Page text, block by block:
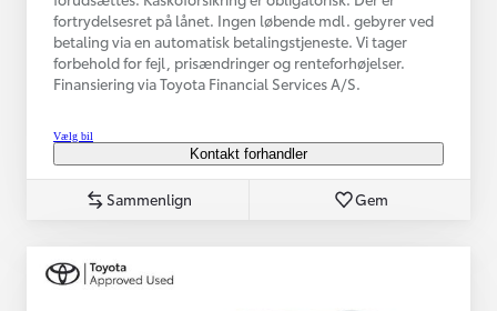
fortrydelsesret på lånet. Ingen løbende mdl. gebyrer ved
betaling via en automatisk betalingstjeneste. Vi tager
forbehold for fejl, prisændringer og renteforhøjelser.
Finansiering via Toyota Financial Services A/S.
Vælg bil
Kontakt forhandler
Sammenlign Gem